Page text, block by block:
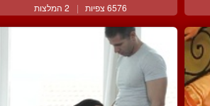
6576 צפיות | 2 המלצות